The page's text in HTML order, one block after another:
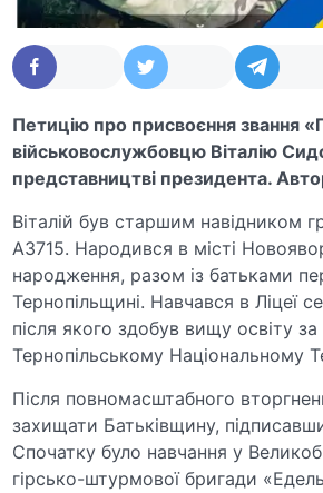
Петицію про присвоєння звання
військовослужбовцю Віталію
представництві президента.
Віталій був старшим навідником
А3715. Народився в місті
народження, разом із батьками
Тернопільщині. Навчався в Ліцеї
після якого здобув вищу освіту за
Тернопільському Національному
Після повномасштабного
захищати Батьківщину,
Спочатку було навчання у
гірсько-штурмової бригади